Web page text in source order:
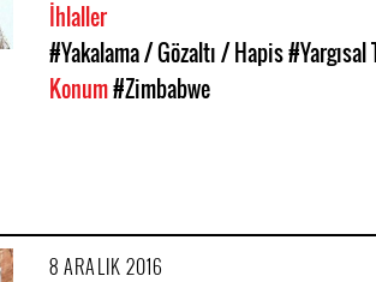
İhlaller
#Yakalama / Gözaltı / Hapis#Yargısal
Konum#Zimbabwe
8 ARALIK 2016